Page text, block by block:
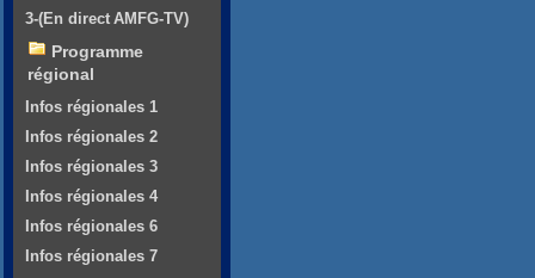
3-(En direct AMFG-TV)
Programme
régional
Infos régionales 1
Infos régionales 2
Infos régionales 3
Infos régionales 4
Infos régionales 6
Infos régionales 7